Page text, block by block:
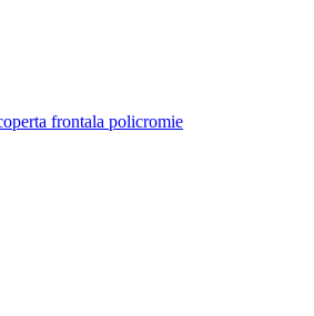
frontala policromie